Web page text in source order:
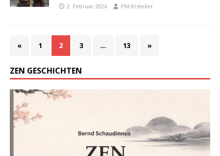
2. Februar 2026 PM-Ersteller
« 1 2 3 … 13 »
ZEN GESCHICHTEN